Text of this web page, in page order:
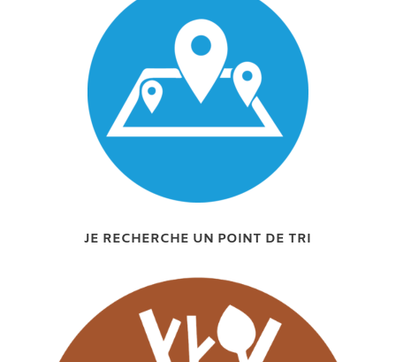
JE RECHERCHE UN POINT DE TRI